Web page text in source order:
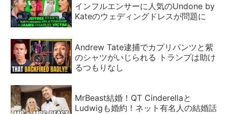
インフルエンサーに人気のUndone by
Kateのウェディングドレスが問題に
Andrew Tate逮捕でカプリパンツと紫
のシャツがいじられる トランプは助け
るつもりなし
MrBeast結婚！QT Cinderellaと
Ludwigも婚約！ネット有名人の結婚話